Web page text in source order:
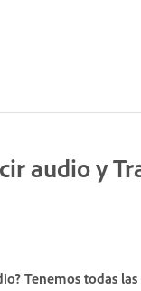
audio y
Tenemos todas